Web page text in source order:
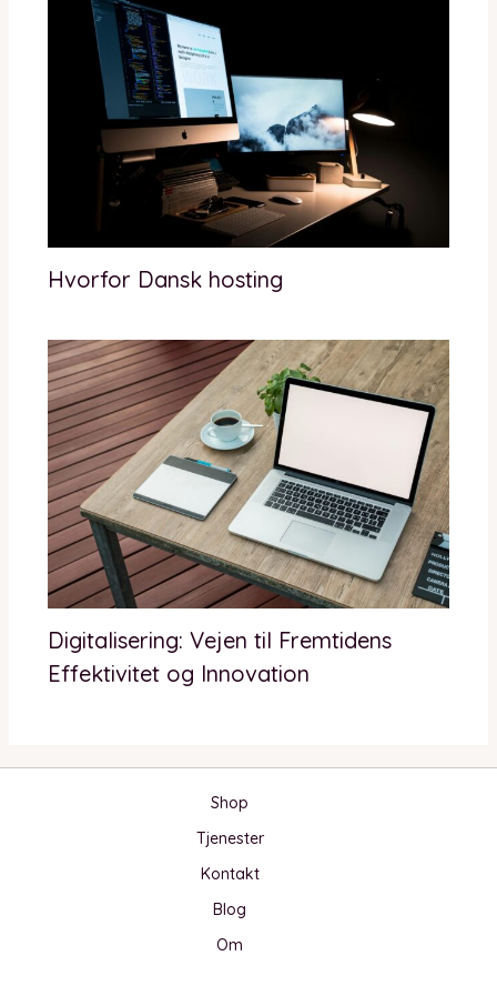
Hvorfor Dansk hosting
Digitalisering: Vejen til Fremtidens
Effektivitet og Innovation
Shop
Tjenester
Kontakt
Blog
Om